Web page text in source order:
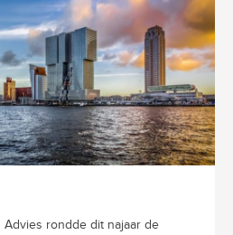
rondde dit najaar de